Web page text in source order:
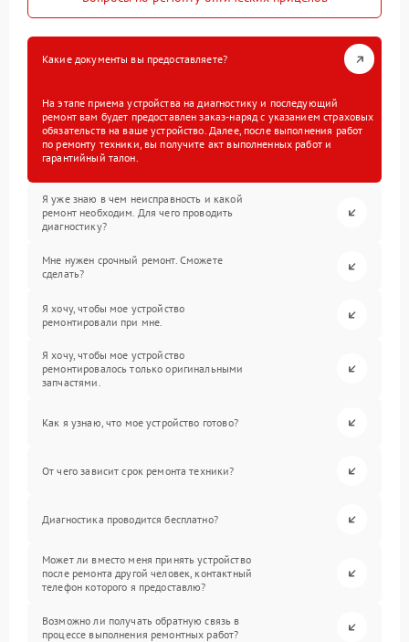
Какие документы вы предоставляете?
На этапе приема устройства на диагностику и последующий
ремонт вам будет предоставлен заказ-наряд с указанием страховых
обязательств на ваше устройство. Далее, после выполнения работ
по ремонту техники, вы получите акт выполненных работ и
гарантийный талон.
Я уже знаю в чем неисправность и какой
ремонт необходим. Для чего проводить
диагностику?
Мне нужен срочный ремонт. Сможете
сделать?
Я хочу, чтобы мое устройство
ремонтировали при мне.
Я хочу, чтобы мое устройство
ремонтировалось только оригинальными
запчастями.
Как я узнаю, что мое устройство готово?
От чего зависит срок ремонта техники?
Диагностика проводится бесплатно?
Может ли вместо меня принять устройство
после ремонта другой человек, контактный
телефон которого я предоставлю?
Возможно ли получать обратную связь в
процессе выполнения ремонтных работ?